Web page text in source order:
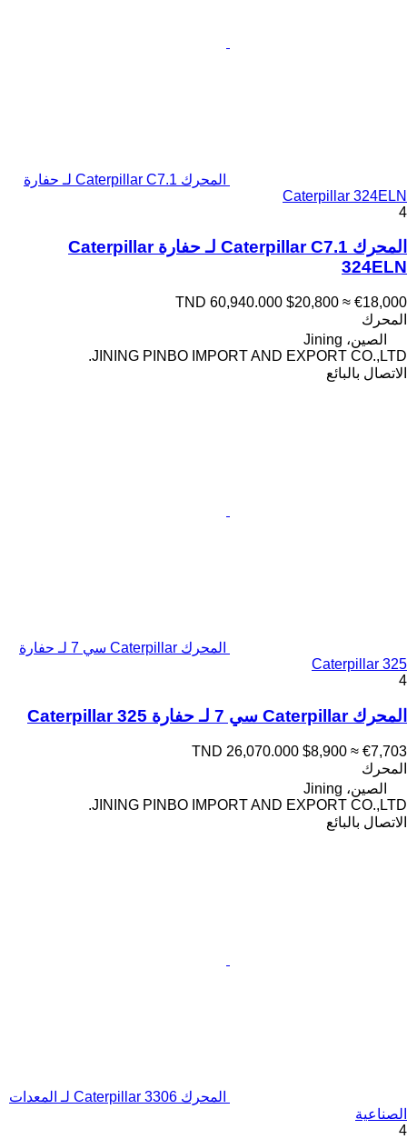
المحرك Caterpillar C7.1 لـ حفارة
Caterpillar 324ELN
4
المحرك Caterpillar C7.1 لـ حفارة Caterpillar
324ELN
TND 60,940.000 $20,800 ≈ €18,000
المحرك
الصين، Jining
JINING PINBO IMPORT AND EXPORT CO.,LTD.
الاتصال بالبائع
المحرك Caterpillar سي 7 لـ حفارة
Caterpillar 325
4
المحرك Caterpillar سي 7 لـ حفارة Caterpillar 325
TND 26,070.000 $8,900 ≈ €7,703
المحرك
الصين، Jining
JINING PINBO IMPORT AND EXPORT CO.,LTD.
الاتصال بالبائع
المحرك Caterpillar 3306 لـ المعدات
الصناعية
4